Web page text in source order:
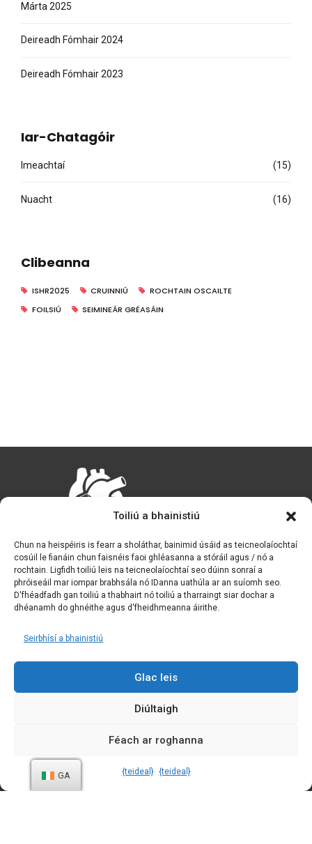
Toiliú a bhainistiú
Chun na heispéiris is fearr a sholáthar, bainimid úsáid as teicneolaíochtaí
cosúil le fianáin chun faisnéis faoi ghléasanna a stóráil agus / nó a
rochtain. Ligfidh toiliú leis na teicneolaíochtaí seo dúinn sonraí a
phróiseáil mar iompar brabhsála nó IDanna uathúla ar an suíomh seo.
D'fhéadfadh gan toiliú a thabhairt nó toiliú a tharraingt siar dochar a
dhéanamh do ghnéithe agus d'fheidhmeanna áirithe.
Seirbhísí a bhainistiú
Glac leis
Diúltaigh
Féach ar roghanna
{teideal} {teideal}
Márta 2025
Deireadh Fómhair 2024
Deireadh Fómhair 2023
Iar-Chatagóir
Imeachtaí (15)
Nuacht (16)
Clibeanna
ISHR2025 CRUINNIÚ
ROCHTAIN OSCAILTE
FOILSIÚ
SEIMINEÁR GRÉASÁIN
© 2023 IMPACT – Tionscadal ACM. Gach ceart ar cosaint
Beartas Príobháideachais
Beartas maidir le Fianáin
Téarma agus Coinníollacha
GA